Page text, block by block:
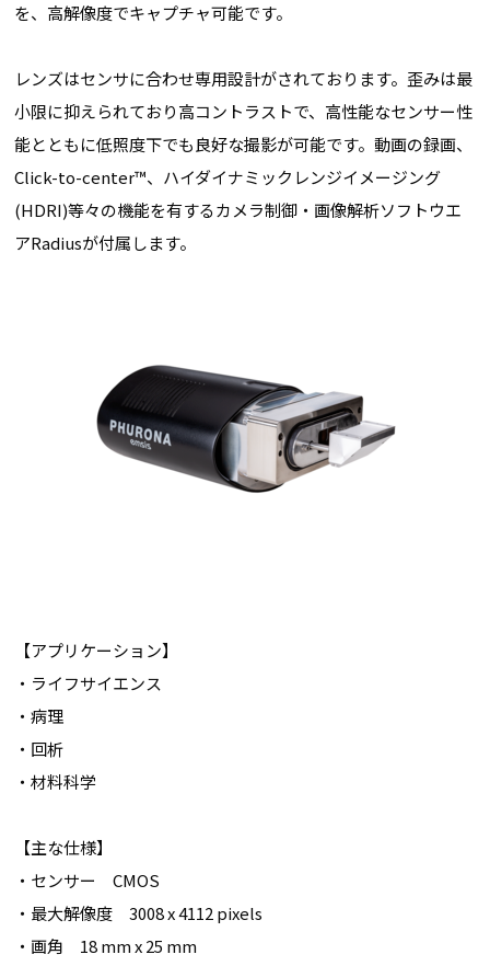
を、高解像度でキャプチャ可能です。
レンズはセンサに合わせ専用設計がされております。歪みは最
小限に抑えられており高コントラストで、高性能なセンサー性
能とともに低照度下でも良好な撮影が可能です。動画の録画、
Click-­to­-center™、ハイダイナミックレンジイメージング
(HDRI)等々の機能を有するカメラ制御・画像解析ソフトウエ
アRadiusが付属します。
【アプリケーション】
・ライフサイエンス
・病理
・回析
・材料科学
【主な仕様】
・センサー CMOS
・最大解像度 3008 x 4112 pixels
・画角 18 mm x 25 mm